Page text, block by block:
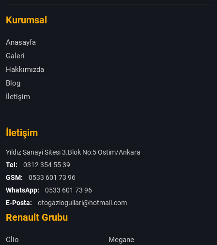
Kurumsal
Anasayfa
Galeri
Hakkımızda
Blog
İletişim
İletişim
Yıldız Sanayi Sitesi 3.Blok No:5 Ostim/Ankara
Tel:
0312 354 55 39
GSM:
0533 601 73 96
WhatsApp:
0533 601 73 96
E-Posta:
otogaziogullari@hotmail.com
Renault Grubu
Clio
Megane